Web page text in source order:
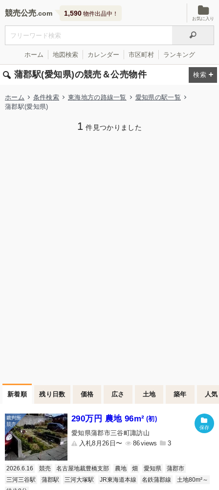
競売公売 1,590 物件出品中！
お気に入り
ホーム 地図検索 カレンダー 市区町村 ランキング
蒲郡駅(愛知県)の競売＆公売物件
ホーム 条件検索 東海地方の路線一覧
愛知県の駅一覧
蒲郡駅(愛知県)
1 件見つかりました
新着順 残り日数 価格 広さ 土地 築年 人気
290万円 農地 96m² (初)
愛知県蒲郡市三谷町諏訪山
入札8月26日〜
86 3
2026.6.16 競売 名古屋地裁豊橋支部 農地 畑 愛知県
蒲郡市
三河三谷駅
蒲郡駅 三河大塚駅 JR東海道本線 名鉄蒲郡線
土地80m²～